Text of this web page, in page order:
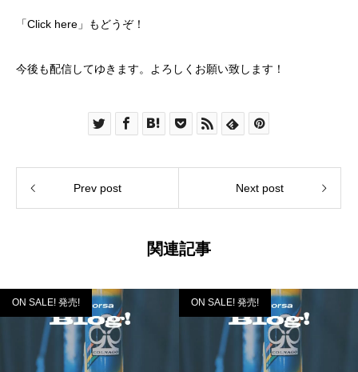
「Click here」 もどうぞ！
今後も配信してゆきます。よろしくお願い致します！
Prev post Next post
関連記事
ON SALE! 発売! ON SALE! 発売!